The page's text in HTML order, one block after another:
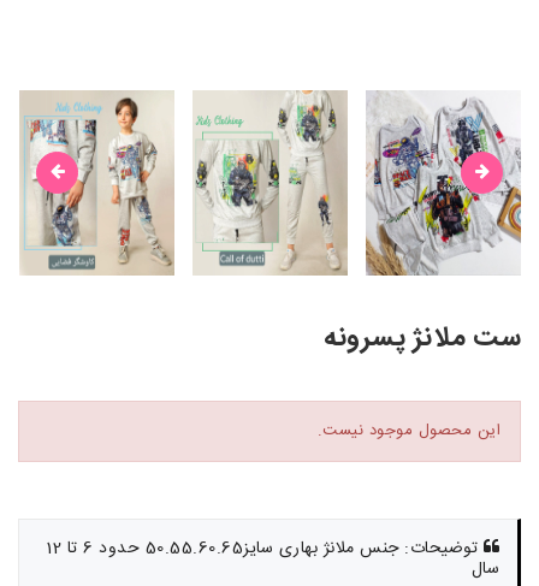
ست ملانژ پسرونه
این محصول موجود نیست.
توضیحات: جنس ملانژ بهاری سایز50.55.60.65 حدود 6 تا 12
سال